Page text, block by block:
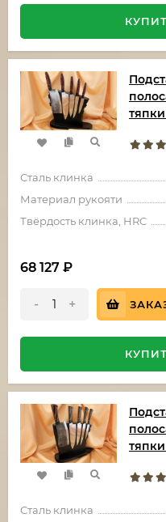
Сталь клинка
Материал рукояти
Твёрдость клинка, HRC
68 127 ₽
- +
Сталь клинка